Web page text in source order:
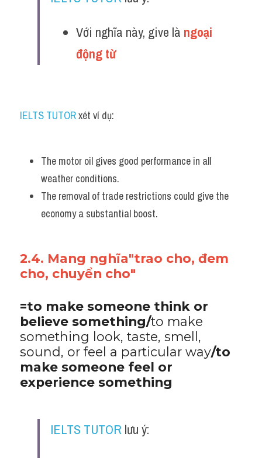
Với nghĩa này, give là ngoại
động từ
IELTS TUTOR xét ví dụ:
The motor oil gives good performance in all
weather conditions.
The removal of trade restrictions could give the
economy a substantial boost.
2.4. Mang nghĩa"trao cho, đem
cho, chuyển cho"
=to make someone think or
believe something/to make
something look, taste, smell,
sound, or feel a particular way/to
make someone feel or
experience something ​
IELTS TUTOR lưu ý: